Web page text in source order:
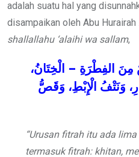
adalah suatu hal yang
disampaikan oleh Abu Hurairah
shallallahu ‘alaihi wa sallam,
مِنَ الفِطْرَةِ –
الْخِتَانُ،
وَنَتْفُ الْإِبْطِ، وَقَصُّ
“Urusan fitrah itu ada
termasuk fitrah: khitan,